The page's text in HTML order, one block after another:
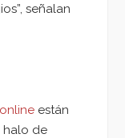
señalan
están
halo de